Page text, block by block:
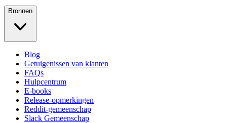
Bronnen
Blog
Getuigenissen van klanten
FAQs
Hulpcentrum
E-books
Release-opmerkingen
Reddit-gemeenschap
Slack Gemeenschap